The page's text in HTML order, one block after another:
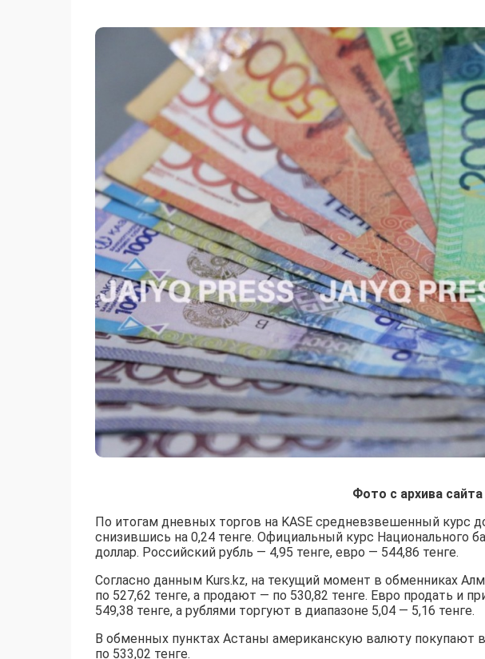
Фото с архива сайта
По итогам дневных торгов на KASE средневзвешенный курс
снизившись на 0,24 тенге. Официальный курс Национального
доллар. Российский рубль — 4,95 тенге, евро — 544,86 тенге.
Согласно данным Kurs.kz, на текущий момент в обменниках
по 527,62 тенге, а продают — по 530,82 тенге. Евро продать и
549,38 тенге, а рублями торгуют в диапазоне 5,04 — 5,16 тенге.
В обменных пунктах Астаны американскую валюту покупают
по 533,02 тенге.